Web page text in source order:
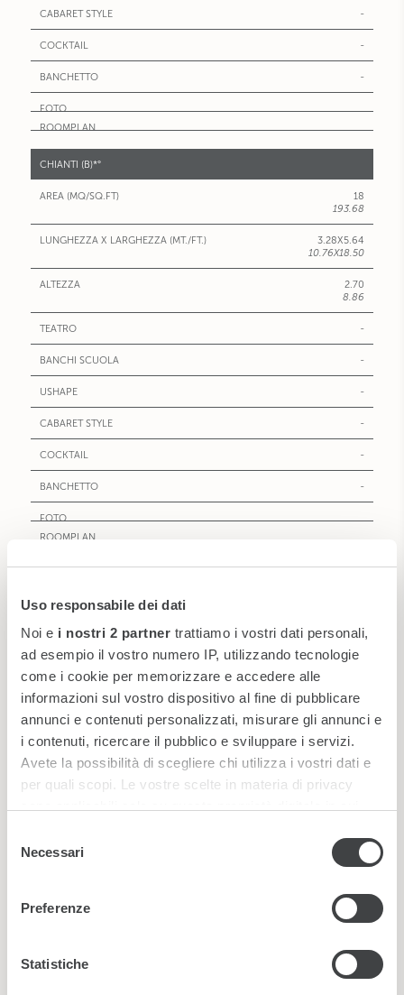
Uso responsabile dei dati
Noi e i nostri 2 partner trattiamo i vostri dati personali,
ad esempio il vostro numero IP, utilizzando tecnologie
come i cookie per memorizzare e accedere alle
informazioni sul vostro dispositivo al fine di pubblicare
annunci e contenuti personalizzati, misurare gli annunci e
i contenuti, ricercare il pubblico e sviluppare i servizi.
Avete la possibilità di scegliere chi utilizza i vostri dati e
per quali scopi. Le vostre scelte in materia di privacy
revocare il proprio consenso in qualsiasi momento dalla
Dichiarazione sui cookie o facendo clic sull'icona di
e imposta le tue preferenze nella
sezione dettagli. Puoi
modificare o ritirare il tuo consenso in qualsiasi momento
delNecessari
Preferenze
Statistiche
-
-
-
CHIANTI (B)*°
18
193.68
3.28X5.64
10.76X18.50
2.70
8.86
-
-
-
-
-
-
4.58X5.64
15.03X18.50
2.70
8.86
-
-